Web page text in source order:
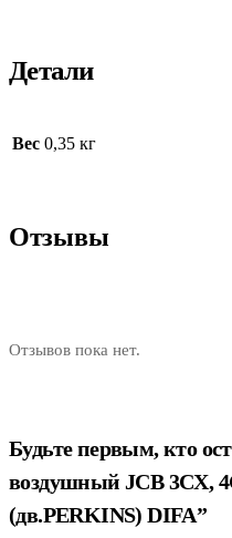
Детали
Вес 0,35 кг
Отзывы
Отзывов пока нет.
Будьте первым, кто
воздушный JCB 3CX,
(дв.PERKINS) DIFA”